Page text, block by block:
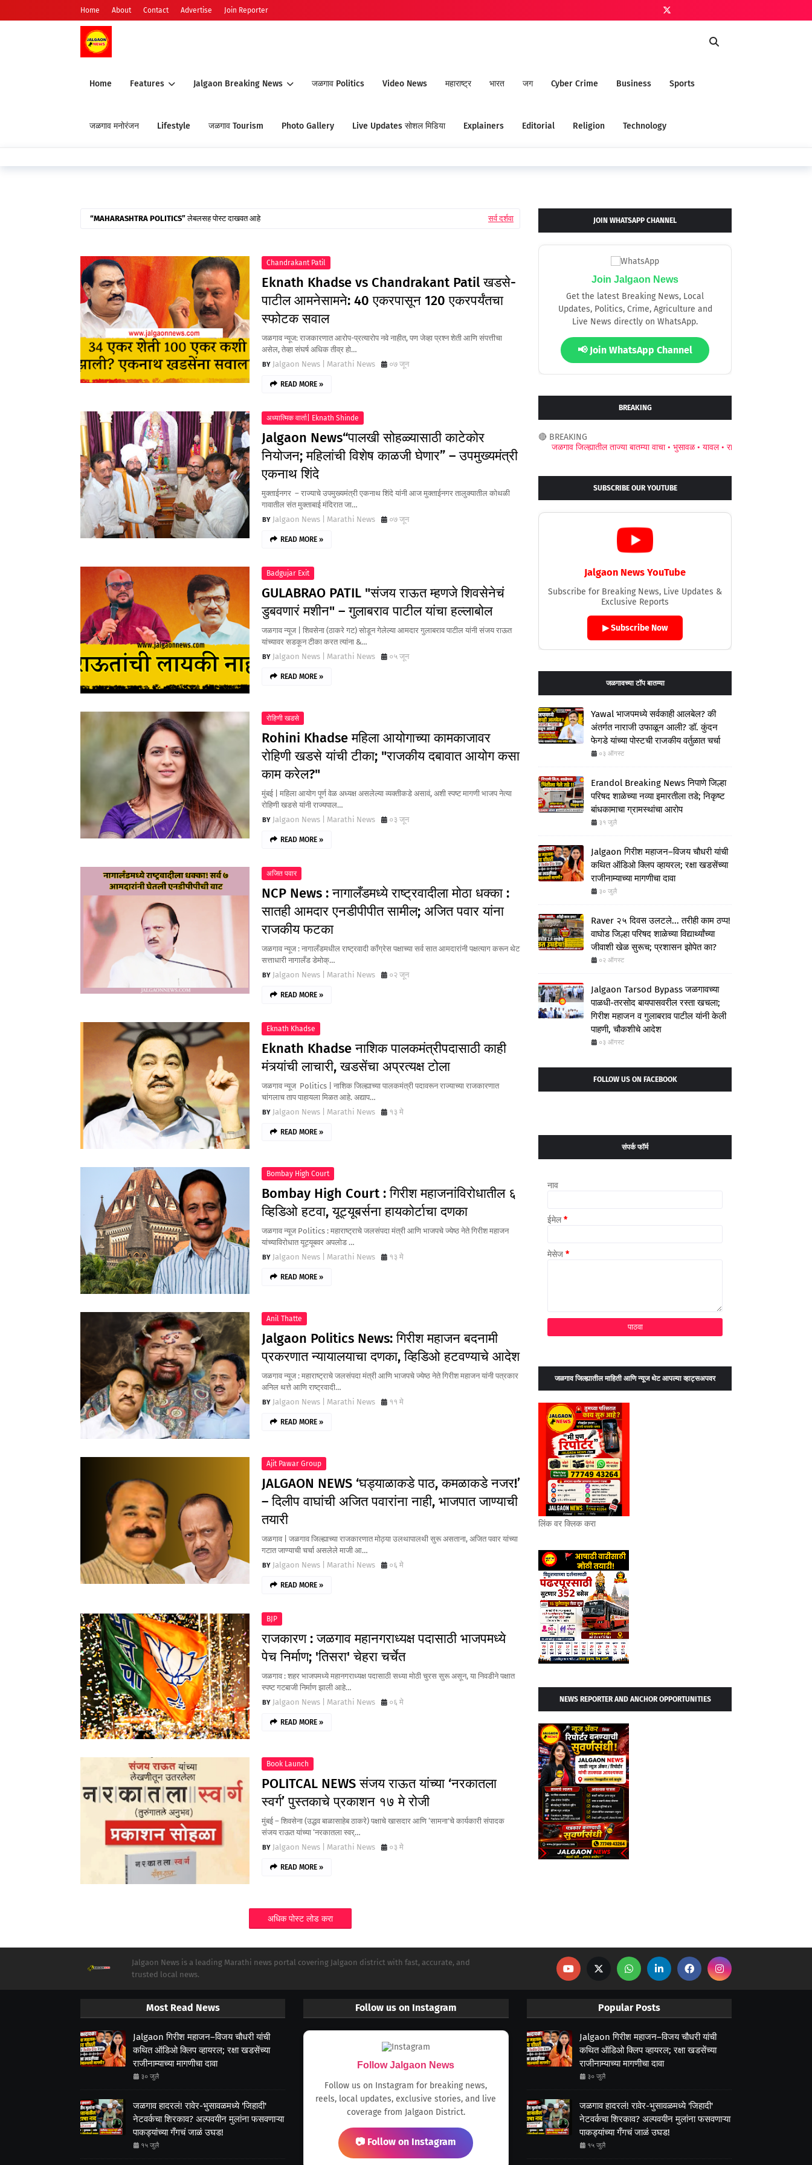
Home About Contact Advertise Join Reporter
Home Features Jalgaon Breaking News जळगाव Politics Video News महाराष्ट्र भारत जग Cyber Crime Business Sports
जळगाव मनोरंजन Lifestyle जळगाव Tourism Photo Gallery Live Updates सोशल मिडिया Explainers Editorial Religion Technology
MAHARASHTRA POLITICS लेबलसह पोस्ट दाखवत आहे सर्व दर्शवा
Chandrakant Patil
Eknath Khadse vs Chandrakant Patil खडसे-
पाटील आमनेसामने: 40 एकरपासून 120 एकरपर्यंतचा
स्फोटक सवाल
जळगाव न्यूज: राजकारणात आरोप-प्रत्यारोप नवे नाहीत, पण जेव्हा प्रश्न शेती आणि संपत्तीचा
असेल, तेव्हा संघर्ष अधिक तीव्र हो…
Jalgaon News | Marathi News
०७ जून
READ MORE »
अध्यात्मिक वार्ता| Eknath Shinde
Jalgaon News“पालखी सोहळ्यासाठी काटेकोर
नियोजन; महिलांची विशेष काळजी घेणार” – उपमुख्यमंत्री
एकनाथ शिंदे
मुक्ताईनगर – राज्याचे उपमुख्यमंत्री एकनाथ शिंदे यांनी आज मुक्ताईनगर तालुक्यातील कोथळी
गावातील संत मुक्ताबाई मंदिरात जा…
Jalgaon News | Marathi News
०७ जून
READ MORE »
Badgujar Exit
GULABRAO PATIL "संजय राऊत म्हणजे शिवसेनेचं
डुबवणारं मशीन" – गुलाबराव पाटील यांचा हल्लाबोल
जळगाव न्यूज | शिवसेना (ठाकरे गट) सोडून गेलेल्या आमदार गुलाबराव पाटील यांनी संजय राऊत
यांच्यावर सडकून टीका करत त्यांना &…
Jalgaon News | Marathi News
०५ जून
READ MORE »
रोहिणी खडसे
Rohini Khadse महिला आयोगाच्या कामकाजावर
रोहिणी खडसे यांची टीका; "राजकीय दबावात आयोग कसा
काम करेल?"
मुंबई | महिला आयोग पूर्ण वेळ अध्यक्ष असलेल्या व्यक्तीकडे असावं, अशी स्पष्ट मागणी भाजप नेत्या
रोहिणी खडसे यांनी राज्यपाल…
Jalgaon News | Marathi News
०३ जून
READ MORE »
अजित पवार
NCP News : नागालँडमध्ये राष्ट्रवादीला मोठा धक्का :
सातही आमदार एनडीपीपीत सामील; अजित पवार यांना
राजकीय फटका
जळगाव न्यूज : नागालँडमधील राष्ट्रवादी काँग्रेस पक्षाच्या सर्व सात आमदारांनी पक्षत्याग करून थेट
सत्ताधारी नागालँड डेमोक्…
Jalgaon News | Marathi News
०२ जून
READ MORE »
Eknath Khadse
Eknath Khadse नाशिक पालकमंत्रीपदासाठी काही
मंत्र्यांची लाचारी, खडसेंचा अप्रत्यक्ष टोला
जळगाव न्यूज Politics | नाशिक जिल्ह्याच्या पालकमंत्री पदावरून राज्याच्या राजकारणात
चांगलाच ताप पाहायला मिळत आहे. अद्याप…
Jalgaon News | Marathi News
१३ मे
READ MORE »
Bombay High Court
Bombay High Court : गिरीश महाजनांविरोधातील ६
व्हिडिओ हटवा, यूट्यूबर्सना हायकोर्टाचा दणका
जळगाव न्यूज Politics : महाराष्ट्राचे जलसंपदा मंत्री आणि भाजपचे ज्येष्ठ नेते गिरीश महाजन
यांच्याविरोधात यूट्यूबवर अपलोड …
Jalgaon News | Marathi News
१३ मे
READ MORE »
Anil Thatte
Jalgaon Politics News: गिरीश महाजन बदनामी
प्रकरणात न्यायालयाचा दणका, व्हिडिओ हटवण्याचे आदेश
जळगाव न्यूज : महाराष्ट्राचे जलसंपदा मंत्री आणि भाजपचे ज्येष्ठ नेते गिरीश महाजन यांनी पत्रकार
अनिल थत्ते आणि राष्ट्रवादी…
Jalgaon News | Marathi News
११ मे
READ MORE »
Ajit Pawar Group
JALGAON NEWS ‘घड्याळाकडे पाठ, कमळाकडे नजर!’
– दिलीप वाघांची अजित पवारांना नाही, भाजपात जाण्याची
तयारी
जळगाव | जळगाव जिल्ह्याच्या राजकारणात मोठ्या उलथापालथी सुरू असताना, अजित पवार यांच्या
गटात जाण्याची चर्चा असलेले माजी आ…
Jalgaon News | Marathi News
०६ मे
READ MORE »
BJP
राजकारण : जळगाव महानगराध्यक्ष पदासाठी भाजपमध्ये
पेच निर्माण; 'तिसरा' चेहरा चर्चेत
जळगाव : शहर भाजपमध्ये महानगराध्यक्ष पदासाठी सध्या मोठी चुरस सुरू असून, या निवडीने पक्षात
स्पष्ट गटबाजी निर्माण झाली आहे…
Jalgaon News | Marathi News
०६ मे
READ MORE »
Book Launch
POLITCAL NEWS संजय राऊत यांच्या ‘नरकातला
स्वर्ग’ पुस्तकाचे प्रकाशन १७ मे रोजी
मुंबई – शिवसेना (उद्धव बाळासाहेब ठाकरे) पक्षाचे खासदार आणि ‘सामना’चे कार्यकारी संपादक
संजय राऊत यांच्या ‘नरकातला स्वर्…
Jalgaon News | Marathi News
०३ मे
READ MORE »
अधिक पोस्ट लोड करा
JOIN WHATSAPP CHANNEL
Join Jalgaon News
Get the latest Breaking News, Local
Updates, Politics, Crime, Agriculture and
Live News directly on WhatsApp.
📢 Join WhatsApp Channel
BREAKING
🔴 BREAKING
जळगाव जिल्ह्यातील ताज्या बातम्या वाचा •भुसावळ •यावल •रावेर •अमळनेर •
SUBSCRIBE OUR YOUTUBE
Jalgaon News YouTube
Subscribe for Breaking News, Live Updates &
Exclusive Reports
▶ Subscribe Now
जळगावच्या टॉप बातम्या
Yawal भाजपमध्ये सर्वकाही आलबेल? की
अंतर्गत नाराजी उफाळून आली? डॉ. कुंदन
फेगडे यांच्या पोस्टची राजकीय वर्तुळात चर्चा
०३ ऑगस्ट
Erandol Breaking News निपाणे जिल्हा
परिषद शाळेच्या नव्या इमारतीला तडे; निकृष्ट
बांधकामाचा ग्रामस्थांचा आरोप
३१ जुलै
Jalgaon गिरीश महाजन–विजय चौधरी यांची
कथित ऑडिओ क्लिप व्हायरल; रक्षा खडसेंच्या
राजीनाम्याच्या मागणीचा दावा
३० जुलै
Raver २५ दिवस उलटले... तरीही काम ठप्प!
वाघोड जिल्हा परिषद शाळेच्या विद्यार्थ्यांच्या
जीवाशी खेळ सुरूच; प्रशासन झोपेत का?
०२ ऑगस्ट
Jalgaon Tarsod Bypass जळगावच्या
पाळधी-तरसोद बायपासवरील रस्ता खचला;
गिरीश महाजन व गुलाबराव पाटील यांनी केली
पाहणी, चौकशीचे आदेश
०३ ऑगस्ट
FOLLOW US ON FACEBOOK
संपर्क फॉर्म
नाव
ईमेल*
मेसेज *
जळगाव जिल्ह्यातील माहिती आणि न्यूज थेट आपल्या व्हाट्सअपवर
लिंक वर क्लिक करा
NEWS REPORTER AND ANCHOR OPPORTUNITIES
Jalgaon News is a leading Marathi news portal covering Jalgaon district with fast, accurate, and
trusted local news.
Most Read News
Jalgaon गिरीश महाजन–विजय चौधरी यांची
कथित ऑडिओ क्लिप व्हायरल; रक्षा खडसेंच्या
राजीनाम्याच्या मागणीचा दावा
३० जुलै
जळगाव हादरलं! रावेर-भुसावळमध्ये 'जिहादी'
नेटवर्कचा शिरकाव? अल्पवयीन मुलांना फसवणाऱ्या
पाकड्यांच्या गँगचं जाळं उघड!
१५ जुलै
Follow us on Instagram
Follow Jalgaon News
Follow us on Instagram for breaking news,
reels, local updates, exclusive stories, and live
coverage from Jalgaon District.
📷 Follow on Instagram
Popular Posts
Jalgaon गिरीश महाजन–विजय चौधरी यांची
कथित ऑडिओ क्लिप व्हायरल; रक्षा खडसेंच्या
राजीनाम्याच्या मागणीचा दावा
३० जुलै
जळगाव हादरलं! रावेर-भुसावळमध्ये 'जिहादी'
नेटवर्कचा शिरकाव? अल्पवयीन मुलांना फसवणाऱ्या
पाकड्यांच्या गँगचं जाळं उघड!
१५ जुलै